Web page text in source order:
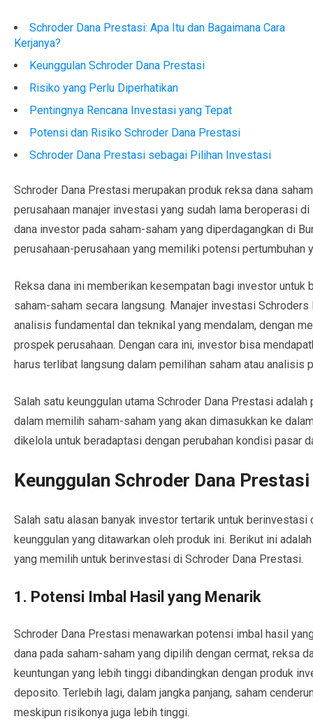
Schroder Dana Prestasi: Apa Itu dan Bagaimana Cara
Kerjanya?
Keunggulan Schroder Dana Prestasi
Risiko yang Perlu Diperhatikan
Pentingnya Rencana Investasi yang Tepat
Potensi dan Risiko Schroder Dana Prestasi
Schroder Dana Prestasi sebagai Pilihan Investasi
Schroder Dana Prestasi merupakan produk reksa dana
perusahaan manajer investasi yang sudah lama beroperasi
dana investor pada saham-saham yang diperdagangkan di
perusahaan-perusahaan yang memiliki potensi pertumbuhan
Reksa dana ini memberikan kesempatan bagi investor
saham-saham secara langsung. Manajer investasi
analisis fundamental dan teknikal yang mendalam, dengan
prospek perusahaan. Dengan cara ini, investor bisa
harus terlibat langsung dalam pemilihan saham atau analisis
Salah satu keunggulan utama Schroder Dana Prestasi
dalam memilih saham-saham yang akan dimasukkan ke
dikelola untuk beradaptasi dengan perubahan kondisi pasar
Keunggulan Schroder Dana Prestasi
Salah satu alasan banyak investor tertarik untuk
keunggulan yang ditawarkan oleh produk ini. Berikut ini
yang memilih untuk berinvestasi di Schroder Dana Prestasi.
1. Potensi Imbal Hasil yang Menarik
Schroder Dana Prestasi menawarkan potensi imbal hasil
dana pada saham-saham yang dipilih dengan cermat, reksa
keuntungan yang lebih tinggi dibandingkan dengan produk
deposito. Terlebih lagi, dalam jangka panjang, saham
meskipun risikonya juga lebih tinggi.